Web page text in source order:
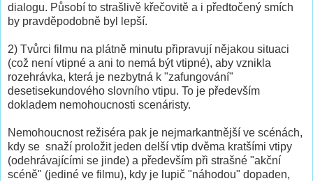
dialogu. Působí to strašlivě křečovitě a i předtočený smích
by pravděpodobně byl lepší.
2) Tvůrci filmu na plátně minutu připravují nějakou situaci
(což není vtipné a ani to nemá být vtipné), aby vznikla
rozehrávka, která je nezbytná k "zafungování"
desetisekundového slovního vtipu. To je především
dokladem nemohoucnosti scenáristy.
Nemohoucnost režiséra pak je nejmarkantnější ve scénách,
kdy se snaží proložit jeden delší vtip dvěma kratšími vtipy
(odehrávajícími se jinde) a především při strašné "akční
scéně" (jediné ve filmu), kdy je lupič "náhodou" dopaden,